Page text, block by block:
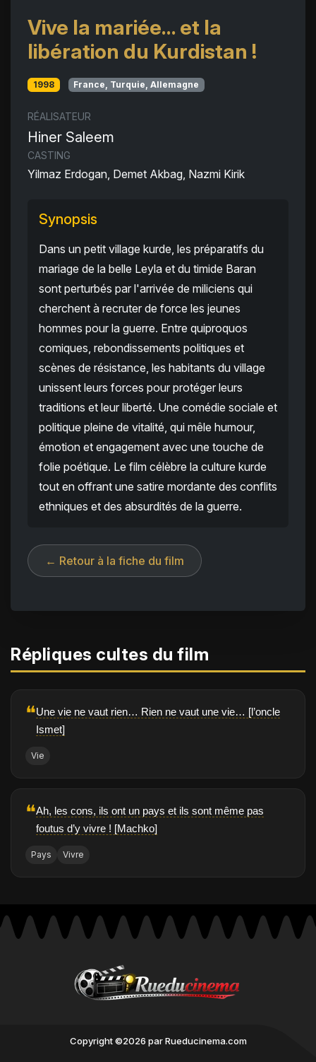
Vive la mariée... et la
libération du Kurdistan !
1998 France, Turquie, Allemagne
RÉALISATEUR
Hiner Saleem
CASTING
Yilmaz Erdogan, Demet Akbag, Nazmi Kirik
Synopsis
Dans un petit village kurde, les préparatifs du
mariage de la belle Leyla et du timide Baran
sont perturbés par l'arrivée de miliciens qui
cherchent à recruter de force les jeunes
hommes pour la guerre. Entre quiproquos
comiques, rebondissements politiques et
scènes de résistance, les habitants du village
unissent leurs forces pour protéger leurs
traditions et leur liberté. Une comédie sociale et
politique pleine de vitalité, qui mêle humour,
émotion et engagement avec une touche de
folie poétique. Le film célèbre la culture kurde
tout en offrant une satire mordante des conflits
ethniques et des absurdités de la guerre.
← Retour à la fiche du film
Répliques cultes du film
❝Une vie ne vaut rien… Rien ne vaut une vie… [l’oncle
Ismet]
Vie
❝Ah, les cons, ils ont un pays et ils sont même pas
foutus d’y vivre ! [Machko]
Pays Vivre
Copyright ©2026 par Rueducinema.com